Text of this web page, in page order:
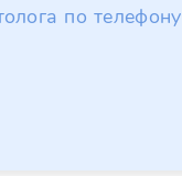
по телефону